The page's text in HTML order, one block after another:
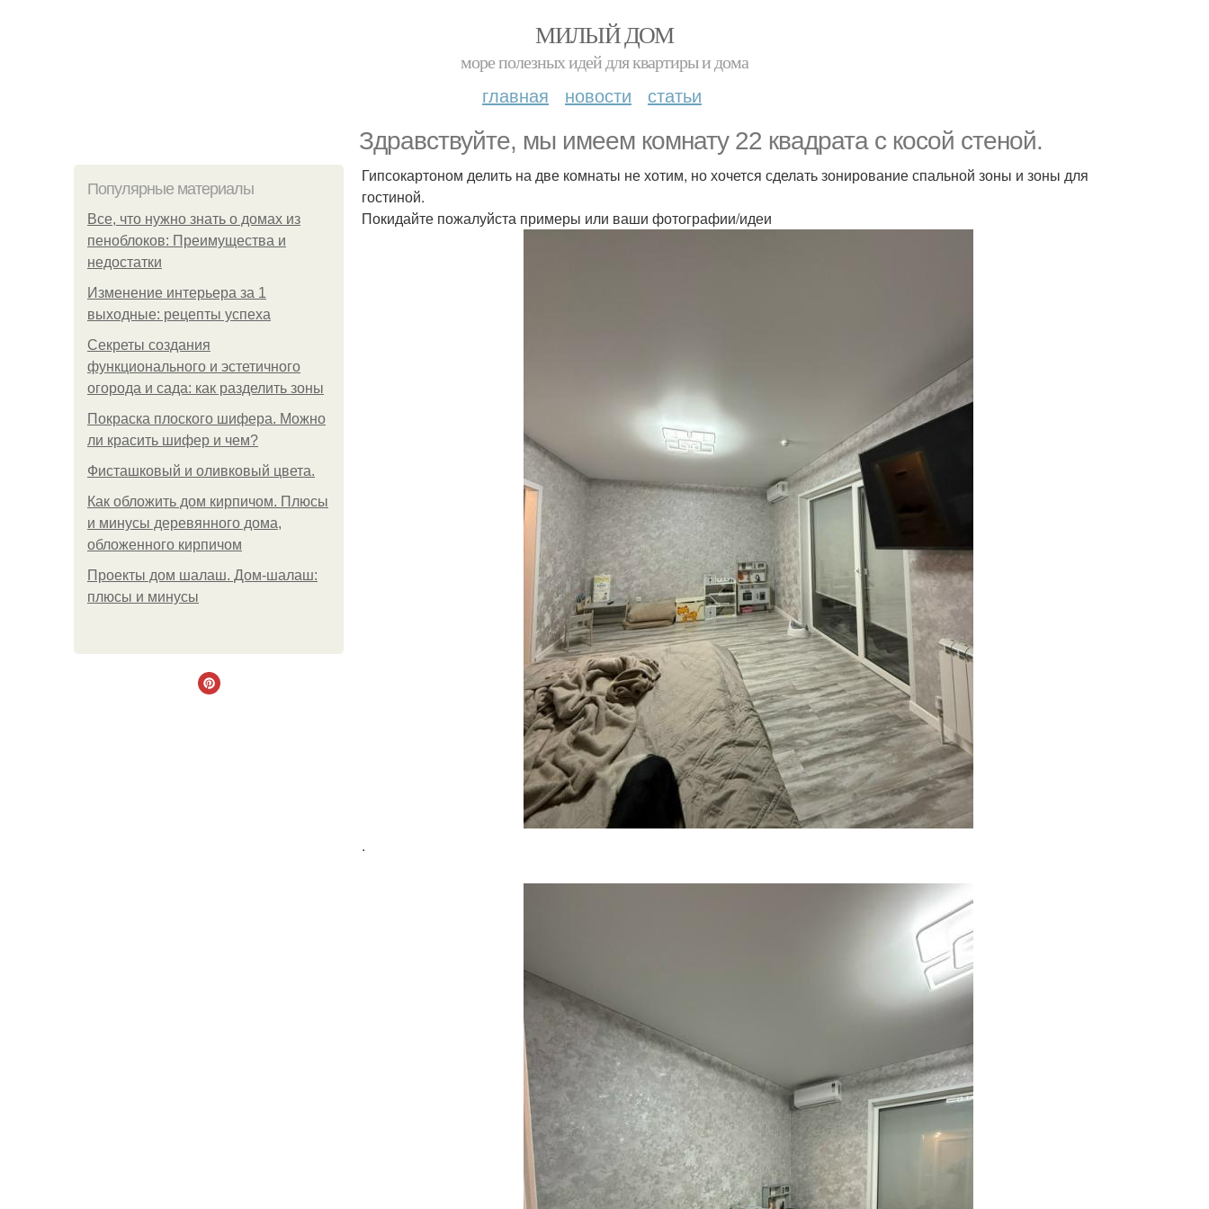
МИЛЫЙ ДОМ
море полезных идей для квартиры и дома
главная новости статьи
Здравствуйте, мы имеем комнату 22 квадрата с косой стеной.
Популярные материалы
Все, что нужно знать о домах из
пеноблоков: Преимущества и
недостатки
Изменение интерьера за 1
выходные: рецепты успеха
Секреты создания
функционального и эстетичного
огорода и сада: как разделить зоны
Покраска плоского шифера. Можно
ли красить шифер и чем?
Фисташковый и оливковый цвета.
Как обложить дом кирпичом. Плюсы
и минусы деревянного дома,
обложенного кирпичом
Проекты дом шалаш. Дом-шалаш:
плюсы и минусы
Гипсокартоном делить на две комнаты не хотим, но хочется сделать зонирование спальной зоны и зоны для
гостиной.
Покидайте пожалуйста примеры или ваши фотографии/идеи
.